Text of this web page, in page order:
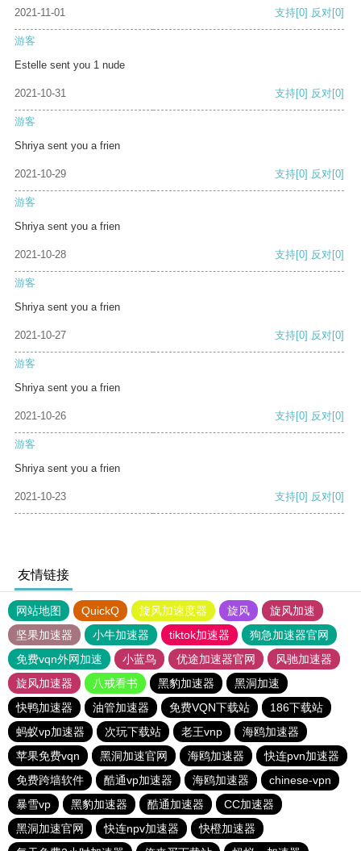
2021-11-01 支持[0] 反对[0]
游客
Estelle sent you 1 nude
2021-10-31 支持[0] 反对[0]
游客
Shriya sent you a frien
2021-10-29 支持[0] 反对[0]
游客
Shriya sent you a frien
2021-10-28 支持[0] 反对[0]
游客
Shriya sent you a frien
2021-10-27 支持[0] 反对[0]
游客
Shriya sent you a frien
2021-10-26 支持[0] 反对[0]
游客
Shriya sent you a frien
2021-10-23 支持[0] 反对[0]
友情链接
网站地图 QuickQ 旋风加速度器 旋风
旋风加速
坚果加速器
小牛加速器 tiktok加速器
狗急加速器官网
免费vqn外网加速
小蓝鸟 优途加速器官网
风驰加速器
旋风加速器
八戒看书 黑豹加速器
黑洞加速
快鸭加速器
油管加速器 免费VQN下载站
186下载站
蚂蚁vp加速器
次玩下载站 老王vnp
海鸥加速器
苹果免费vqn
黑洞加速官网 海鸥加速器
快连pvn加速器
免费跨墙软件
酷通vp加速器 海鸥加速器
chinese-vpn
暴雪vp
黑豹加速器 酷通加速器
CC加速器
黑洞加速官网
快连npv加速器
快橙加速器